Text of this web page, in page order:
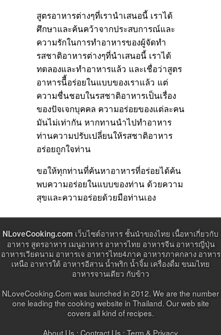
สูตรอาหารต่างๆที่เรานำเสนอนี้ เราได้
ศึกษาและค้นคว้าจากประสบการณ์และ
ความรักในการทำอาหารของผู้จัดทำ
รสชาติอาหารต่างๆที่นำเสนอนี้ เราได้
ทดลองและทำอาหารแล้ว และเชื่อว่าสูตร
อาหารนีี้อร่อยในแบบของเราแล้ว แต่
ความชื่นชอบในรสชาติอาหารเป็นเรื่อง
ของปัจเจกบุคคล ความอร่อยของแต่ละคน
มันไม่เท่ากัน หากทานนำไปทำอาหาร
ท่านความปรับเปลี่ยนให้รสชาติอาหาร
อร่อยถูกใจท่าน
ขอให้ทุกท่านที่ค้นหาอาหารที่อร่อยได้ค้น
พบความอร่อยในแบบของท่าน ด้วยความ
สุขและความอร่อยด้วยมือท่านเอง
NLoveCooking.com เว็บไซต์อาหาร ชั้นนำของไทย เนื้อหาเกี่ยวกับ
อาหาร สูตรอาหาร เมนูอาหาร อาหารไทย อาหารจีน อาหารญี่ปุ่น
อาหารเวียดนาม อาหารเจ อาหารไทย4ภาค อาหารภาคกลาง อาหาร
เหนือ อาหารใต้ อาหารอีสาน น้ำพริก น้ำจิ้ม เครื่องดื่ม ขนมไทย
อาหารจานเดียว กับข้าว
NLoveCooking.Com was launched in 2012. We are the number
one leading the cooking website in Thailand. Our web site
covers all kind of recipes.
About Us : Contract Us : Term & Privacy